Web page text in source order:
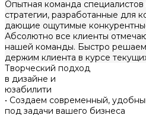
Опытная команда
стратегии, разработанные для
дающие ощутимые
Абсолютно все клиенты
нашей команды. Быстро
держим клиента в курсе
Творческий подход
в дизайне и
юзабилити
• Создаем современный,
под задачи вашего бизнеса